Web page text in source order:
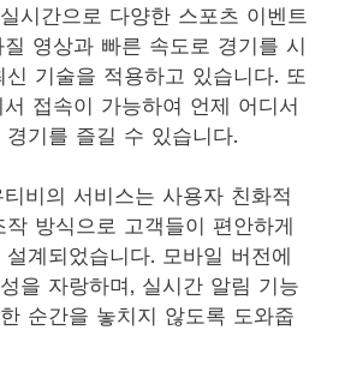
시간으로 다양한 스포츠 이벤트
영상과 빠른 속도로 경기를 시
기술을 적용하고 있습니다. 또
접속이 가능하여 언제 어디서
기를 즐길 수 있습니다.
비의 서비스는 사용자 친화적
방식으로 고객들이 편안하게
계되었습니다. 모바일 버전에
을 자랑하며, 실시간 알림 기능
순간을 놓치지 않도록 도와줍